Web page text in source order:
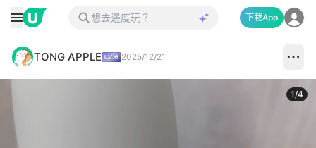
下載App
TONG APPLE 2025/12/21
1/4